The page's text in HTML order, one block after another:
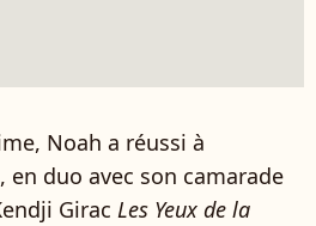
Noah a réussi à
duo avec son camarade
Girac Les Yeux de la